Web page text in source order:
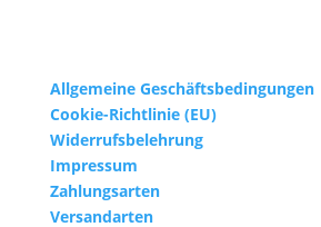
Allgemeine Geschäftsbedingungen
Cookie-Richtlinie (EU)
Widerrufsbelehrung
Impressum
Zahlungsarten
Versandarten